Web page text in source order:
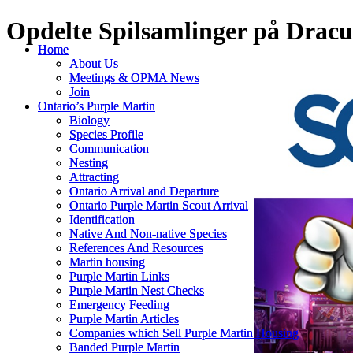
Home
About Us
Meetings & OPMA News
Join
Ontario’s Purple Martin
Biology
Species Profile
Communication
Nesting
Attracting
Ontario Arrival and Departure
Ontario Purple Martin Scout Arrival
Identification
Native And Non-native Species
References And Resources
Martin housing
Purple Martin Links
Purple Martin Nest Checks
Emergency Feeding
Purple Martin Articles
Companies which Sell Purple Martin Housing
Banded Purple Martin
Home
About Us
Meetings & OPMA News
Join
Ontario’s Purple Martin
Biology
Species Profile
Communication
Nesting
Attracting
Ontario Arrival and Departure
Ontario Purple Martin Scout Arrival
Identification
Native And Non-native Species
References And Resources
Martin housing
Purple Martin Links
Purple Martin Nest Checks
Emergency Feeding
Purple Martin Articles
Companies which Sell Purple Martin Housing
Banded Purple Martin
Opdelte Spilsamlinger på